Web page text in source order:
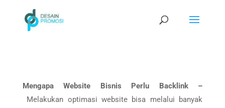
Mengapa Website Bisnis Perlu Backlink –
Melakukan optimasi website bisa melalui banyak